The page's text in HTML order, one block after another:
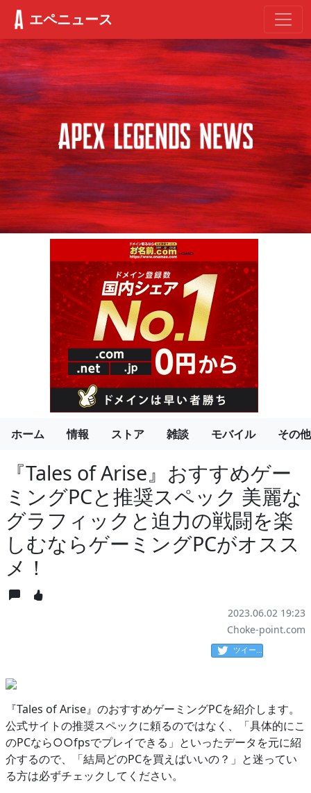
エペニュース
ホーム 情報 ストア 雑談 モバイル その他
『Tales of Arise』おすすめゲー
ミングPCと推奨スペック 美麗な
グラフィックと迫力の戦闘を楽
しむならゲーミングPCがオスス
メ！
2023.06.02 19:23
Choke-point.com
ツイート
『Tales of Arise』のおすすめゲーミングPCを紹介します。
公式サイトの推奨スペックに頼るのではなく、「具体的にこ
のPCなら○○fpsでプレイできる」といったデータを元に紹
介するので、「結局どのPCを買えばいいの？」と迷ってい
る方は必ずチェックしてください。